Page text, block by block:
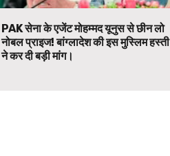
PAK सेना के एजेंट मोहम्मद यूनुस से छीन लो
नोबल प्राइज! बांग्लादेश की इस मुस्लिम हस्ती
ने कर दी बड़ी मांग।